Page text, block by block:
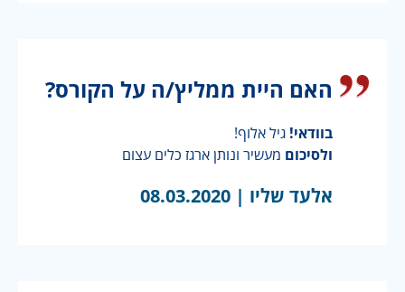
האם היית ממליץ/ה על הקורס?
בוודאי! גיל אלוף!
ולסיכום מעשיר ונותן ארגז כלים עצום
אלעד שליו | 08.03.2020